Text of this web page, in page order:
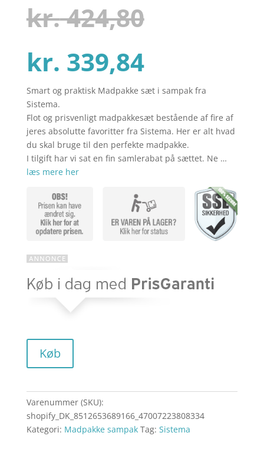
baseret på
kundebedø
mmelser
kr.424,80
pris
var:
kr.
kr. 339,84Den
aktuelle
pris
er:
kr.
Smart og praktisk Madpakke sæt i sampak fra
Sistema.
Flot og prisvenligt madpakkesæt bestående af fire af
jeres absolutte favoritter fra Sistema. Her er alt hvad
du skal bruge til den perfekte madpakke.
I tilgift har vi sat en fin samlerabat på sættet. Ne …
læs mere her
Køb
Varenummer (SKU):
shopify_DK_8512653689166_47007223808334
Kategori: Madpakke sampak Tag: Sistema